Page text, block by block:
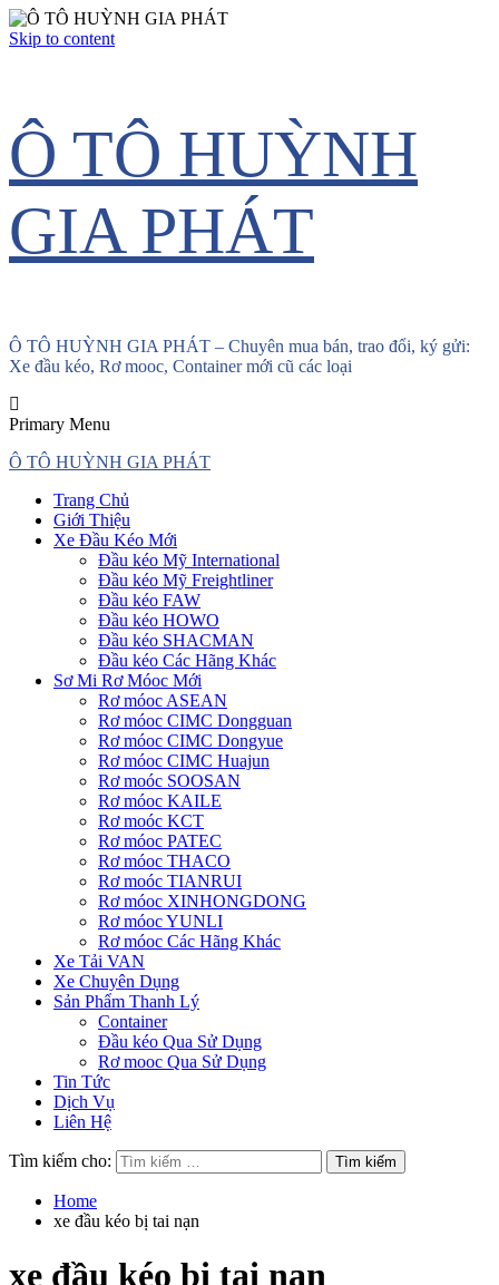
Skip to content
Ô TÔ HUỲNH
GIA PHÁT
Ô TÔ HUỲNH GIA PHÁT – Chuyên mua bán, trao đổi, ký gửi:
Xe đầu kéo, Rơ mooc, Container mới cũ các loại
Primary Menu
Ô TÔ HUỲNH GIA PHÁT
Trang Chủ
Giới Thiệu
Xe Đầu Kéo Mới
Đầu kéo Mỹ International
Đầu kéo Mỹ Freightliner
Đầu kéo FAW
Đầu kéo HOWO
Đầu kéo SHACMAN
Đầu kéo Các Hãng Khác
Sơ Mi Rơ Móoc Mới
Rơ móoc ASEAN
Rơ móoc CIMC Dongguan
Rơ móoc CIMC Dongyue
Rơ móoc CIMC Huajun
Rơ moóc SOOSAN
Rơ móoc KAILE
Rơ moóc KCT
Rơ móoc PATEC
Rơ móoc THACO
Rơ moóc TIANRUI
Rơ móoc XINHONGDONG
Rơ móoc YUNLI
Rơ móoc Các Hãng Khác
Xe Tải VAN
Xe Chuyên Dụng
Sản Phẩm Thanh Lý
Container
Đầu kéo Qua Sử Dụng
Rơ mooc Qua Sử Dụng
Tin Tức
Dịch Vụ
Liên Hệ
Tìm kiếm cho:
Home
xe đầu kéo bị tai nạn
xe đầu kéo bị tai nạn